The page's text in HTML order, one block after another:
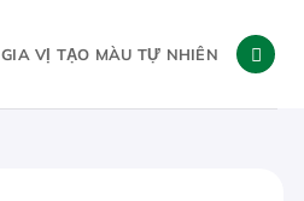
GIA VỊ TẠO MÀU TỰ NHIÊN